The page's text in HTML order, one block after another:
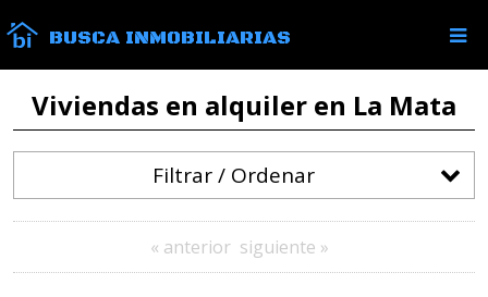
BUSCA INMOBILIARIAS
Viviendas en alquiler en La Mata
Filtrar / Ordenar
« anterior siguiente »